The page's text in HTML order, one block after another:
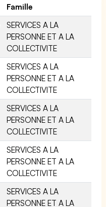
Famille
SERVICES A LA
PERSONNE ET A LA
COLLECTIVITE
SERVICES A LA
PERSONNE ET A LA
COLLECTIVITE
SERVICES A LA
PERSONNE ET A LA
COLLECTIVITE
SERVICES A LA
PERSONNE ET A LA
COLLECTIVITE
SERVICES A LA
PERSONNE ET A LA